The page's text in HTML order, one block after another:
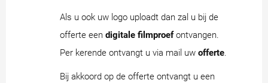
Als u ook uw logo uploadt dan zal u bij de
offerte een digitale filmproefontvangen.
Per kerende ontvangt u via mail uw offerte.
Bij akkoord op de offerte ontvangt u een